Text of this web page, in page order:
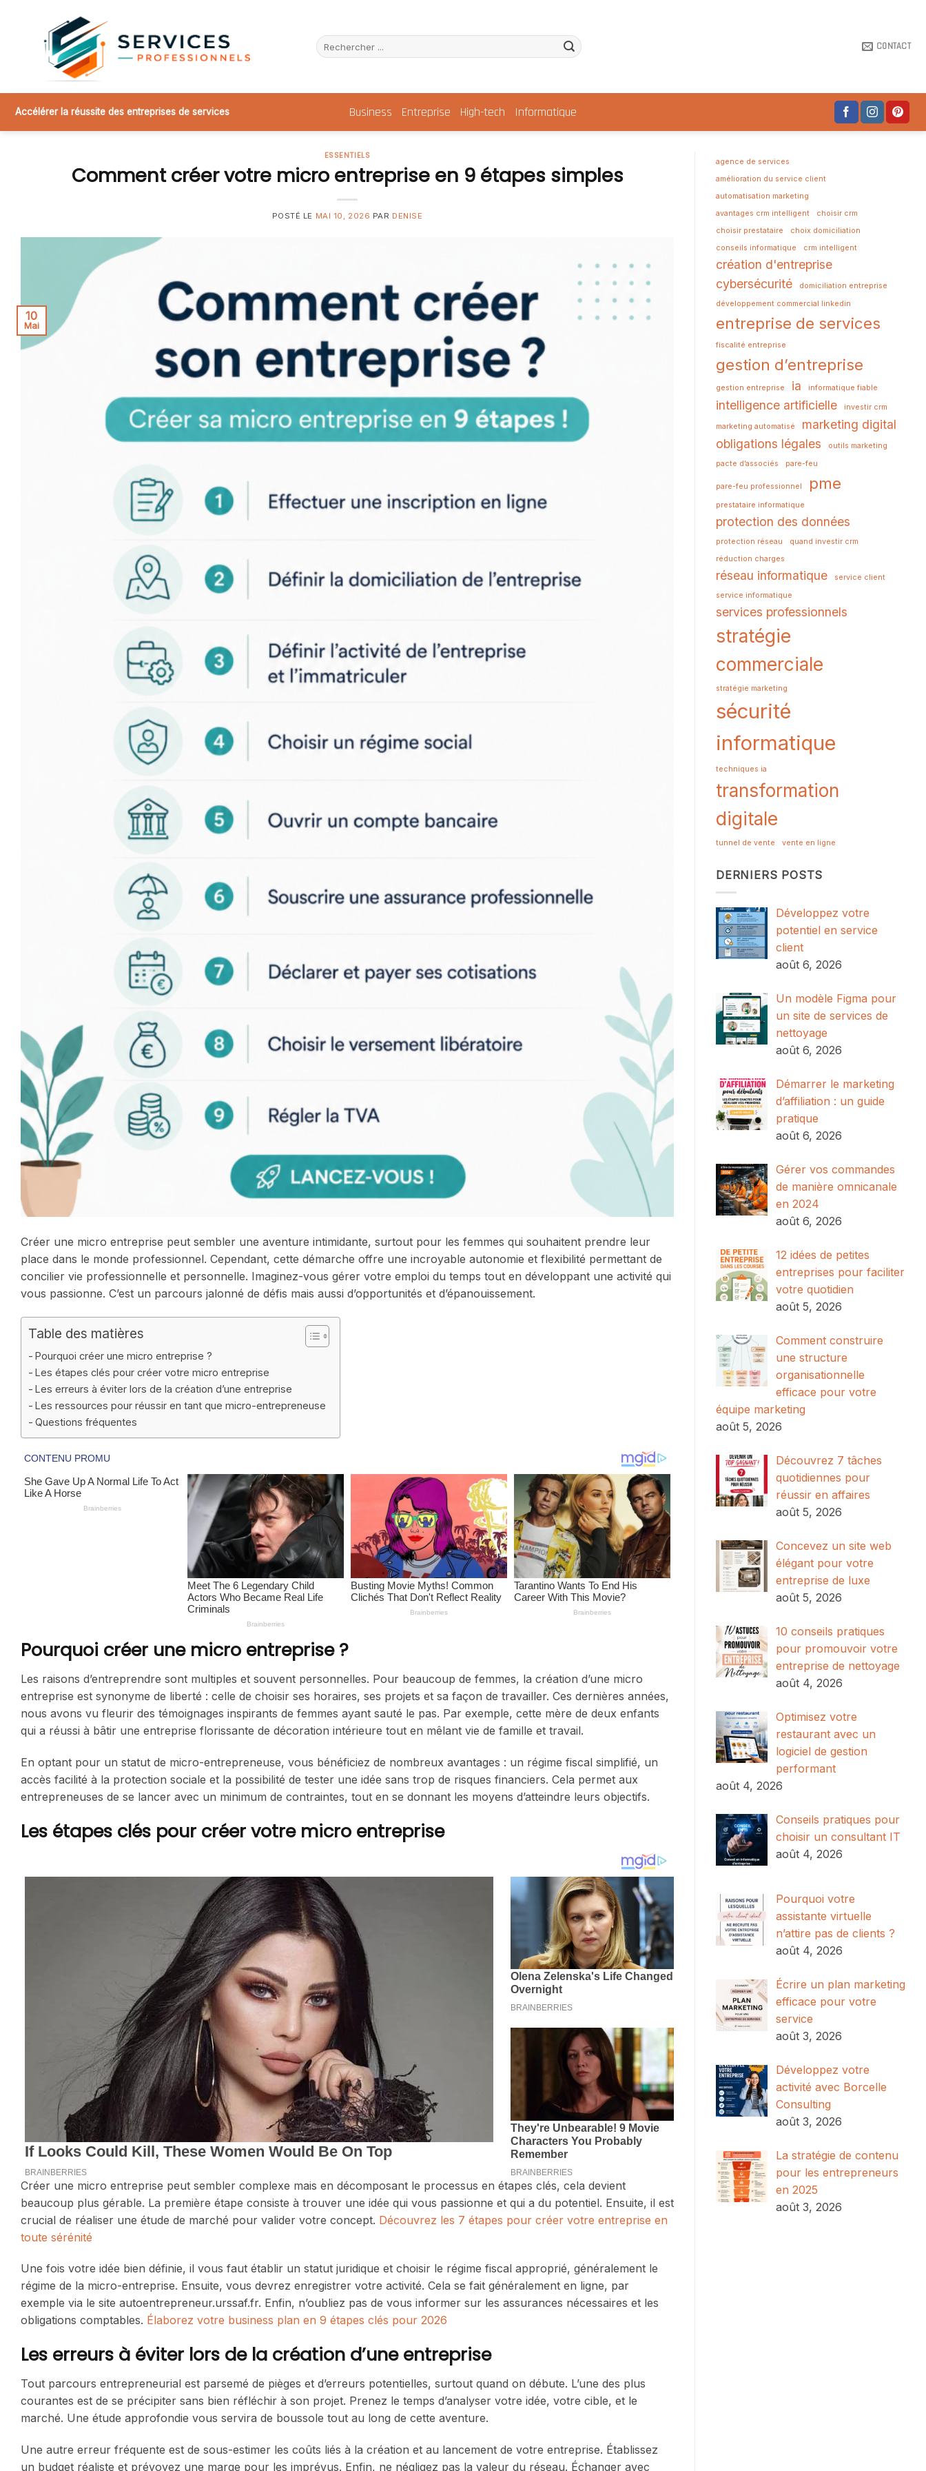
CONTACT
Accélérer la réussite des entreprises de services Business Entreprise High-tech Informatique
ESSENTIELS
Comment créer votre micro entreprise en 9 étapes simples
POSTÉ LE MAI 10, 2026 PAR DENISE
10
Mai
Créer une micro entreprise peut sembler une aventure intimidante, surtout pour les femmes qui souhaitent prendre leur
place dans le monde professionnel. Cependant, cette démarche offre une incroyable autonomie et flexibilité permettant de
concilier vie professionnelle et personnelle. Imaginez-vous gérer votre emploi du temps tout en développant une activité qui
vous passionne. C’est un parcours jalonné de défis mais aussi d’opportunités et d’épanouissement.
Table des matières
Pourquoi créer une micro entreprise ?
Les étapes clés pour créer votre micro entreprise
Les erreurs à éviter lors de la création d’une entreprise
Les ressources pour réussir en tant que micro-entrepreneuse
Questions fréquentes
Pourquoi créer une micro entreprise ?
Les raisons d’entreprendre sont multiples et souvent personnelles. Pour beaucoup de femmes, la création d’une micro
entreprise est synonyme de liberté : celle de choisir ses horaires, ses projets et sa façon de travailler. Ces dernières années,
nous avons vu fleurir des témoignages inspirants de femmes ayant sauté le pas. Par exemple, cette mère de deux enfants
qui a réussi à bâtir une entreprise florissante de décoration intérieure tout en mêlant vie de famille et travail.
En optant pour un statut de micro-entrepreneuse, vous bénéficiez de nombreux avantages : un régime fiscal simplifié, un
accès facilité à la protection sociale et la possibilité de tester une idée sans trop de risques financiers. Cela permet aux
entrepreneuses de se lancer avec un minimum de contraintes, tout en se donnant les moyens d’atteindre leurs objectifs.
Les étapes clés pour créer votre micro entreprise
Créer une micro entreprise peut sembler complexe mais en décomposant le processus en étapes clés, cela devient
beaucoup plus gérable. La première étape consiste à trouver une idée qui vous passionne et qui a du potentiel. Ensuite, il est
crucial de réaliser une étude de marché pour valider votre concept. Découvrez les 7 étapes pour créer votre entreprise en
toute sérénité
Une fois votre idée bien définie, il vous faut établir un statut juridique et choisir le régime fiscal approprié, généralement le
régime de la micro-entreprise. Ensuite, vous devrez enregistrer votre activité. Cela se fait généralement en ligne, par
exemple via le site autoentrepreneur.urssaf.fr. Enfin, n’oubliez pas de vous informer sur les assurances nécessaires et les
obligations comptables. Élaborez votre business plan en 9 étapes clés pour 2026
Les erreurs à éviter lors de la création d’une entreprise
Tout parcours entrepreneurial est parsemé de pièges et d’erreurs potentielles, surtout quand on débute. L’une des plus
courantes est de se précipiter sans bien réfléchir à son projet. Prenez le temps d’analyser votre idée, votre cible, et le
marché. Une étude approfondie vous servira de boussole tout au long de cette aventure.
Une autre erreur fréquente est de sous-estimer les coûts liés à la création et au lancement de votre entreprise. Établissez
un budget réaliste et prévoyez une marge pour les imprévus. Enfin, ne négligez pas la valeur du réseau. Échanger avec
agence de services
amélioration du service client
automatisation marketing
avantages crm intelligent
choisir crm
choisir prestataire
choix domiciliation
conseils informatique
crm intelligent
création d'entreprise
cybersécurité
domiciliation entreprise
développement commercial linkedin
entreprise de services
fiscalité entreprise
gestion d’entreprise
gestion entreprise ia informatique fiable
intelligence artificielle investir crm
marketing automatisé
marketing digital
obligations légales
outils marketing
pacte d’associés
pare-feu
pare-feu professionnel pme
prestataire informatique
protection des données
protection réseau
quand investir crm
réduction charges
réseau informatique
service client
service informatique
services professionnels
stratégie
commerciale
stratégie marketing
sécurité
informatique
techniques ia
transformation
digitale
tunnel de vente vente en ligne
DERNIERS POSTS
Développez votre
potentiel en service
client
août 6, 2026
Un modèle Figma pour
un site de services de
nettoyage
août 6, 2026
Démarrer le marketing
d’affiliation : un guide
pratique
août 6, 2026
Gérer vos commandes
de manière omnicanale
en 2024
août 6, 2026
12 idées de petites
entreprises pour faciliter
votre quotidien
août 5, 2026
Comment construire
une structure
organisationnelle
efficace pour votre
équipe marketing
août 5, 2026
Découvrez 7 tâches
quotidiennes pour
réussir en affaires
août 5, 2026
Concevez un site web
élégant pour votre
entreprise de luxe
août 5, 2026
10 conseils pratiques
pour promouvoir votre
entreprise de nettoyage
août 4, 2026
Optimisez votre
restaurant avec un
logiciel de gestion
performant
août 4, 2026
Conseils pratiques pour
choisir un consultant IT
août 4, 2026
Pourquoi votre
assistante virtuelle
n’attire pas de clients ?
août 4, 2026
Écrire un plan marketing
efficace pour votre
service
août 3, 2026
Développez votre
activité avec Borcelle
Consulting
août 3, 2026
La stratégie de contenu
pour les entrepreneurs
en 2025
août 3, 2026